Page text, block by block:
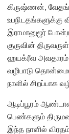
கிருஷ்ணன்,
உபநிடதங்களுக்கு
இராமானுஜர்
குருவின்
ஹயக்ரீவ அவதாரம்
வழிபாடு
நாளில் சிறப்பாக
ஆடிப்பூரம்
பெண்களும்
இந்த நாளில்